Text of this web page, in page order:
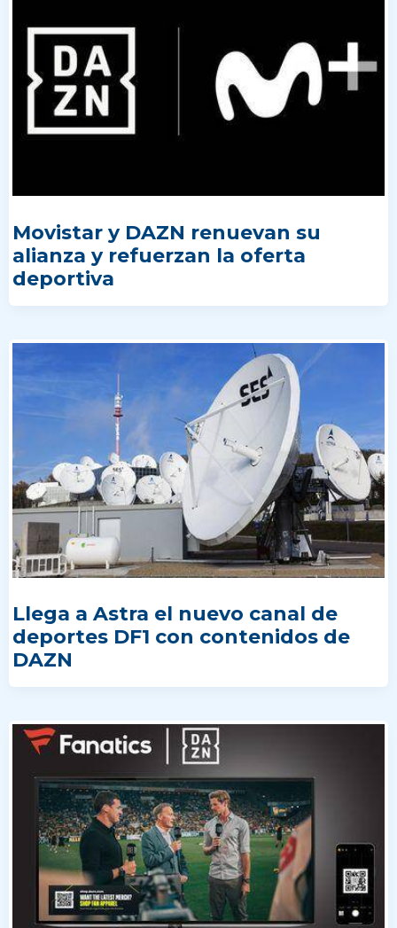
Movistar y DAZN renuevan su
alianza y refuerzan la oferta
deportiva
Llega a Astra el nuevo canal de
deportes DF1 con contenidos de
DAZN